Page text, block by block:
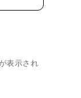
表示され